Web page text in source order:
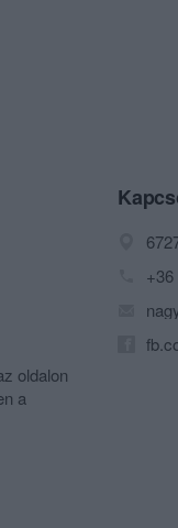
oldalon
a
+36